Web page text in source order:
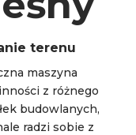
terenu
maszyna
z różnego
budowlanych,
radzi sobie z